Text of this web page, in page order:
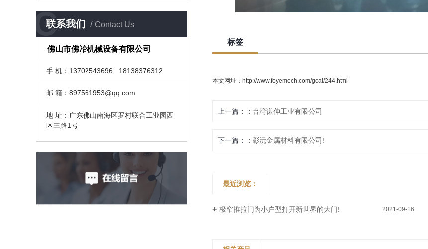
联系我们 Contact Us
C
佛山市佛冶机械设备有限公司
手 机：13702543696 18138376312
邮 箱：897561953@qq.com
地 址：广东佛山南海区罗村联合工业园西
区三路1号
标签
本文网址： http://www.foyemech.com/gcal/244.html
上一篇： 台湾谦伸工业有限公司
下一篇： 彰沅金属材料有限公司!
最近浏览：
极窄推拉门为小户型打开新世界的大门! 2021-09-16